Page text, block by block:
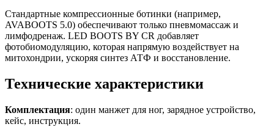
Стандартные компрессионные ботинки (например,
AVABOOTS 5.0) обеспечивают только пневмомассаж и
лимфодренаж. LED BOOTS BY CR добавляет
фотобиомодуляцию, которая напрямую воздействует на
митохондрии, ускоряя синтез АТФ и восстановление.
Технические характеристики
Комплектация: один манжет для ног, зарядное устройство,
кейс, инструкция.